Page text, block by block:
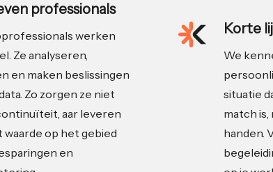
professionals
werken
Ze analyseren,
en maken beslissingen
Zo zorgen ze niet
aar leveren
waarde op het gebied
en
Korte
We
situatie
match
handen.